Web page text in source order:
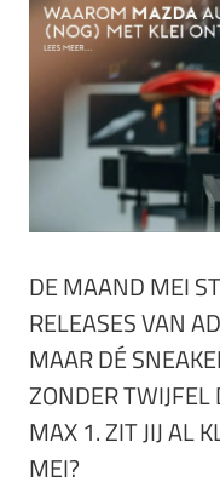
DE MAAND MEI
RELEASES VAN
MAAR DÉ
ZONDER TWIJFEL
MAX 1. ZIT JIJ AL
MEI?